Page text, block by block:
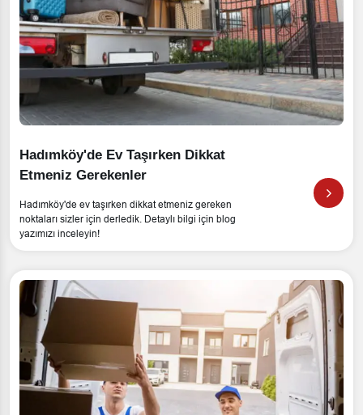
Hadımköy'de Ev Taşırken Dikkat
Etmeniz Gerekenler
Hadımköy'de ev taşırken dikkat etmeniz gereken
noktaları sizler için derledik. Detaylı bilgi için blog
yazımızı inceleyin!